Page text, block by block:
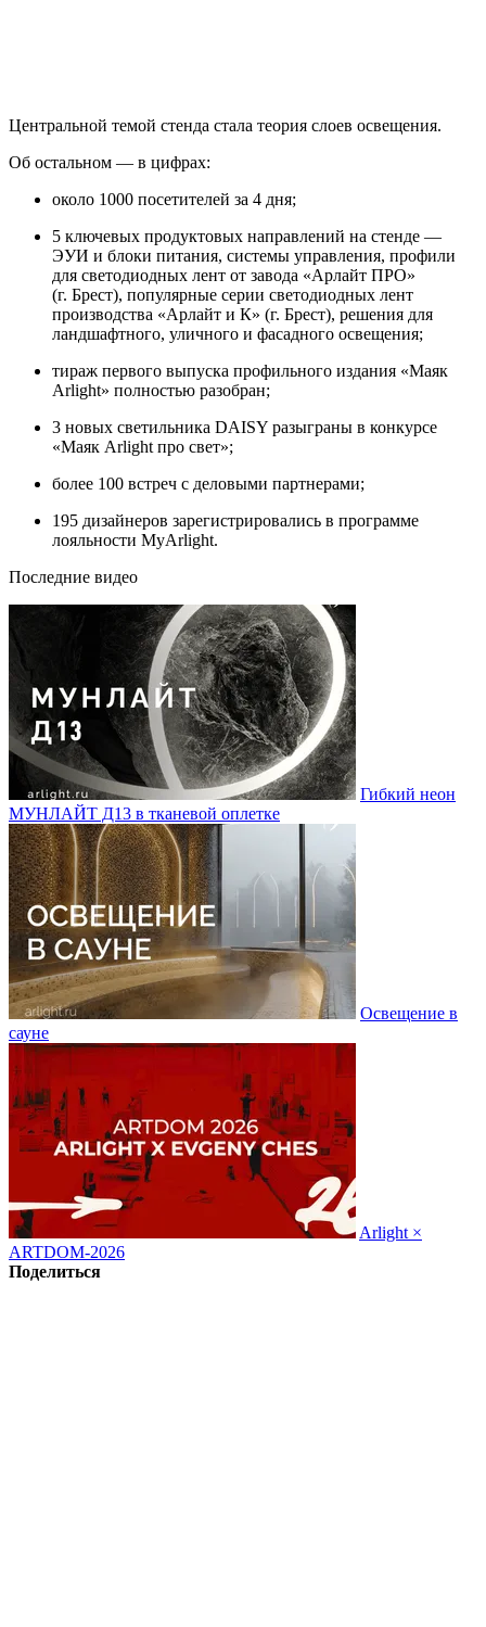
Центральной темой стенда стала теория слоев освещения.
Об остальном — в цифрах:
около 1000 посетителей за 4 дня;
5 ключевых продуктовых направлений на стенде —
ЭУИ и блоки питания, системы управления, профили
для светодиодных лент от завода «Арлайт ПРО»
(г. Брест), популярные серии светодиодных лент
производства «Арлайт и К» (г. Брест), решения для
ландшафтного, уличного и фасадного освещения;
тираж первого выпуска профильного издания «Маяк
Arlight» полностью разобран;
3 новых светильника DAISY разыграны в конкурсе
«Маяк Arlight про свет»;
более 100 встреч с деловыми партнерами;
195 дизайнеров зарегистрировались в программе
лояльности MyArlight.
Последние видео
Гибкий неон
МУНЛАЙТ Д13 в тканевой оплетке
Освещение в
сауне
Arlight ×
ARTDOM-2026
Поделиться